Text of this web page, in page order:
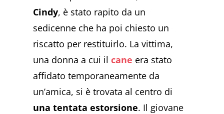
Cindy, è stato rapito da un
sedicenne che ha poi chiesto un
riscatto per restituirlo. La vittima,
una donna a cui ilcane era stato
affidato temporaneamente da
un’amica, si è trovata al centro di
una tentata estorsione. Il giovane